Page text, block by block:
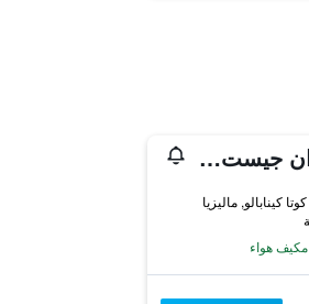
ٍإسكندر سينسوران جيست هاوس
مكيف هواء